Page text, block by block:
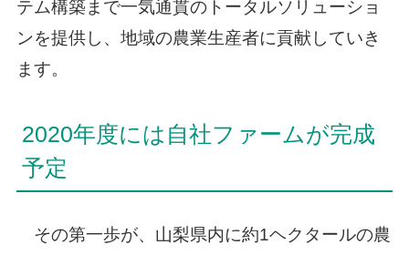
テム構築まで一気通貫のトータルソリューショ
ンを提供し、地域の農業生産者に貢献していき
ます。
2020年度には自社ファームが完成
予定
その第一歩が、山梨県内に約1ヘクタールの農